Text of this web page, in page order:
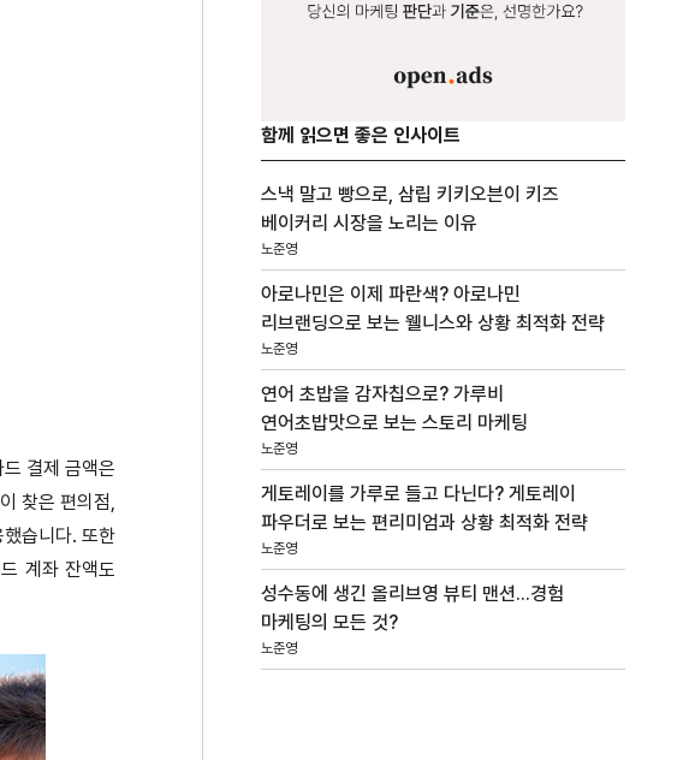
결제 금액은
찾은 편의점,
습니다. 또한
계좌 잔액도
함께 읽으면 좋은 인사이트
스낵 말고 빵으로, 삼립 키키오븐이 키즈
베이커리 시장을 노리는 이유
노준영
아로나민은 이제 파란색? 아로나민
리브랜딩으로 보는 웰니스와 상황 최적화 전략
노준영
연어 초밥을 감자칩으로? 가루비
연어초밥맛으로 보는 스토리 마케팅
노준영
게토레이를 가루로 들고 다닌다? 게토레이
파우더로 보는 편리미엄과 상황 최적화 전략
노준영
성수동에 생긴 올리브영 뷰티 맨션...경험
마케팅의 모든 것?
노준영